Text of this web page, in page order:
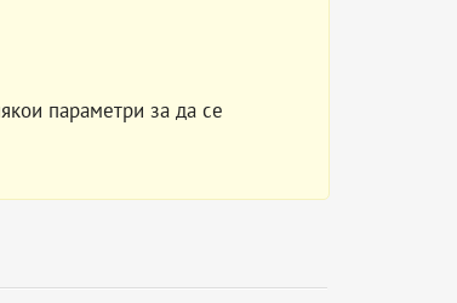
параметри за да се